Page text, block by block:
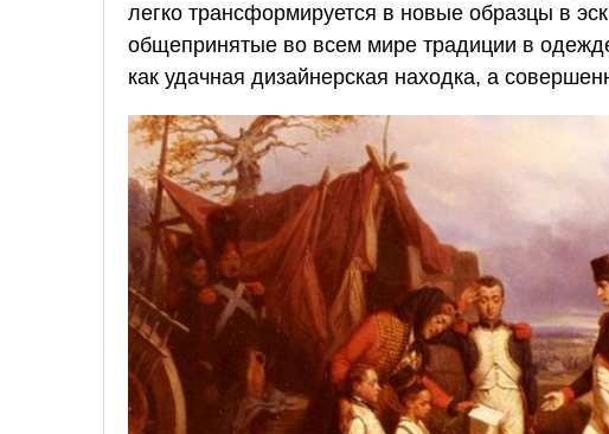
легко трансформируется в новые образцы в
общепринятые во всем мире традиции в
как удачная дизайнерская находка, а